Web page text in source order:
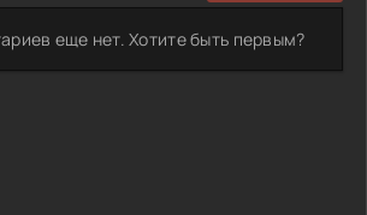
еще нет. Хотите быть первым?